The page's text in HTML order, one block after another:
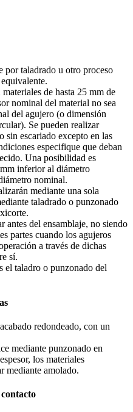
por taladrado u otro proceso
de hasta 25 mm de
nominal del material no sea
del agujero (o dimensión
Se pueden realizar
sin escariado excepto en las
especifique que deban
Una posibilidad es
inferior al diámetro
nominal.
mediante una sola
taladrado o punzonado
antes del ensamblaje, no siendo
partes cuando los agujeros
a través de dichas
sí.
el taladro o punzonado del
redondeado, con un
mediante punzonado en
los materiales
mediante amolado.